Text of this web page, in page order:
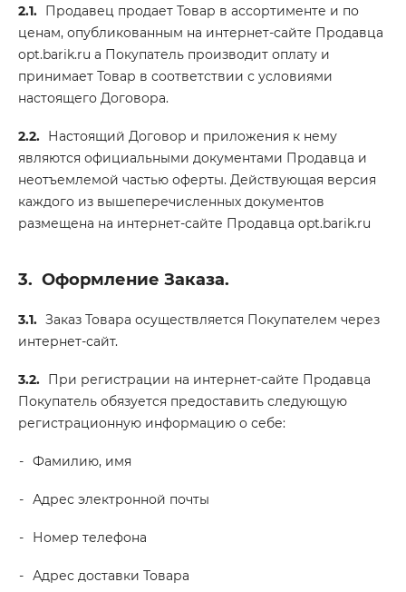
2.1. Продавец продает Товар в ассортименте и по
ценам, опубликованным на интернет-сайте Продавца
opt.barik.ru а Покупатель производит оплату и
принимает Товар в соответствии с условиями
настоящего Договора.
2.2. Настоящий Договор и приложения к нему
являются официальными документами Продавца и
неотъемлемой частью оферты. Действующая версия
каждого из вышеперечисленных документов
размещена на интернет-сайте Продавца opt.barik.ru
3. Оформление Заказа.
3.1. Заказ Товара осуществляется Покупателем через
интернет-сайт.
3.2. При регистрации на интернет-сайте Продавца
Покупатель обязуется предоставить следующую
регистрационную информацию о себе:
Фамилию, имя
Адрес электронной почты
Номер телефона
Адрес доставки Товара